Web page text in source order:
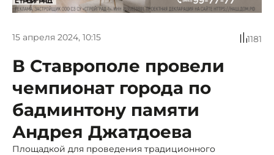
15 апреля 2024, 10:15 1181
В Ставрополе провели
чемпионат города по
бадминтону памяти
Андрея Джатдоева
Площадкой для проведения традиционного